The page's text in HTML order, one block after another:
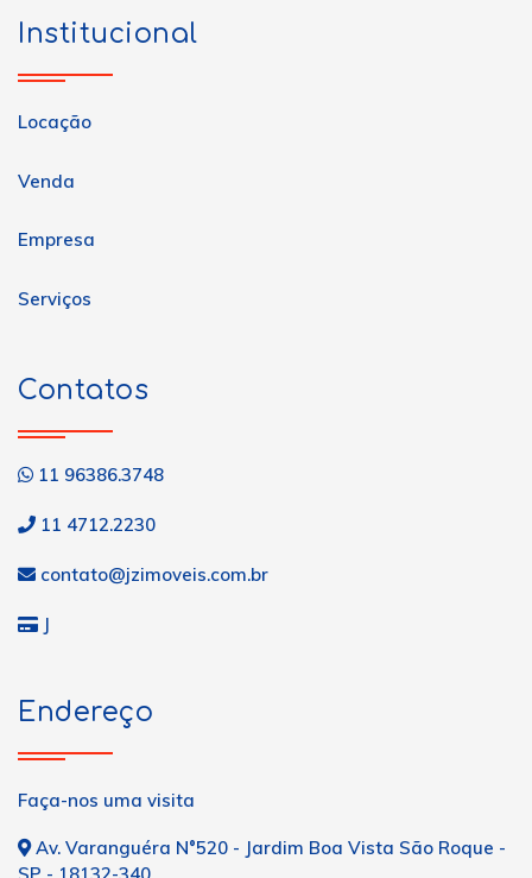
Institucional
Locação
Venda
Empresa
Serviços
Contatos
11 96386.3748
11 4712.2230
contato@jzimoveis.com.br
J
Endereço
Faça-nos uma visita
Av. Varanguéra N°520 - Jardim Boa Vista São Roque -
SP - 18132-340